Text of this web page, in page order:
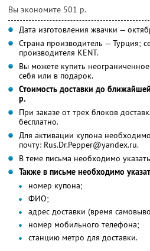
Вы экономите 501 р.
Дата изготовления жвачки —
Страна производитель — Турция;
производителя KENT.
Вы можете купить
себя или в подарок.
Стоимость доставки до
р.
При заказе от трех блоков
бесплатно.
Для активации купона
почту: Rus.Dr.Pepper@yandex.ru.
В теме письма необходимо
Также в письме необходимо
номер купона;
ФИО;
адрес доставки (время
номер мобильного телефона;
станцию метро для доставки.